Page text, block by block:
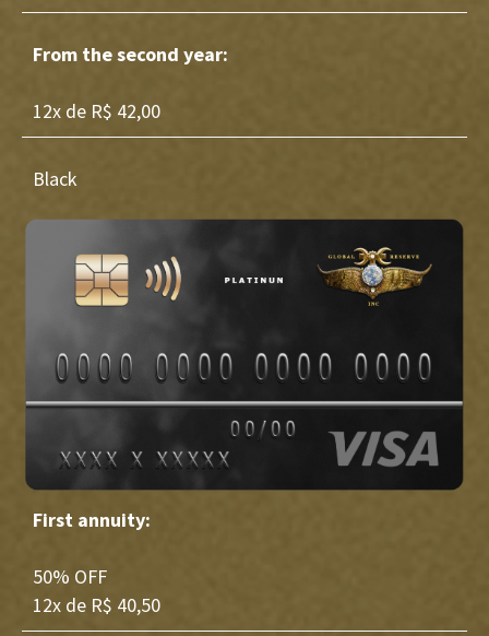
From the second year:
12x de R$ 42,00
Black
First annuity:
50% OFF
12x de R$ 40,50